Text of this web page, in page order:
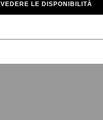
VEDERE LE DISPONIBILITÀ